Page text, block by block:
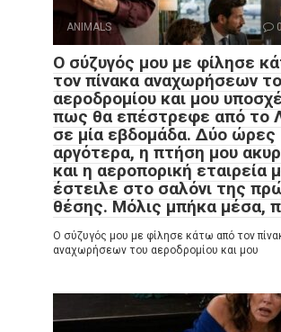
ANIMALS
Ο σύζυγός μου με φίλησε
τον πίνακα αναχωρήσεων
αεροδρομίου και μου
πως θα επέστρεφε από το
σε μία εβδομάδα. Δύο ώρες
αργότερα, η πτήση μου
και η αεροπορική εταιρεία
έστειλε στο σαλόνι της
θέσης. Μόλις μπήκα μέσα,
Ο σύζυγός μου με φίλησε κάτω από τον
αναχωρήσεων του αεροδρομίου και μου